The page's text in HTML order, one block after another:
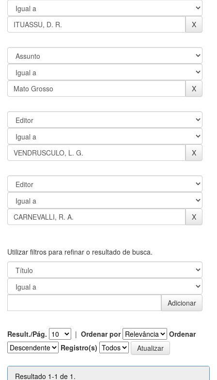
Utilizar filtros para refinar o resultado de busca.
Result./Pág. | Ordenar por
Ordenar
Registro(s)
Resultado 1-1 de 1.